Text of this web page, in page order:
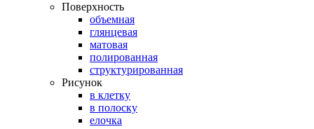
Поверхность
объемная
глянцевая
матовая
полированная
структурированная
Рисунок
в клетку
в полоску
елочка